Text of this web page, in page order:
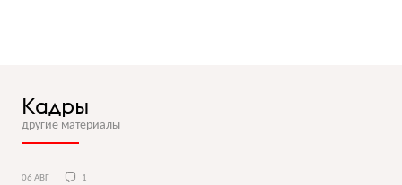
Кадры
другие материалы
06 АВГ 1